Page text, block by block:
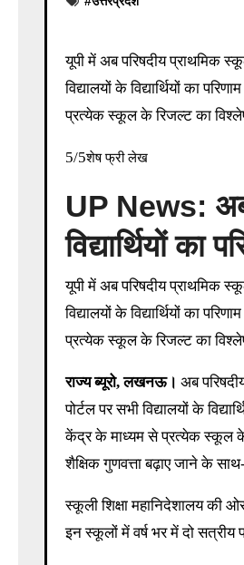
यूपी में अब परिषदीय प्राथमिक स्कूलों व उच्च प्राथमिक स्कूलों में पढ़ रहे सभी छात्रों का परीक्षा परिणाम ऑनलाइन उपलब्ध होगा। प्रेरणा पोर्टल पर सभी
विद्यालयों के विद्यार्थियों का
प्रत्येक स्कूल के रिजल्ट का
5/5शेष फ्री लेख
UP News: अब
विद्यार्थियों का
यूपी में अब परिषदीय प्राथमिक
विद्यालयों के विद्यार्थियों का
प्रत्येक स्कूल के रिजल्ट का
राज्य ब्यूरो, लखनऊ। अब
पोर्टल पर सभी विद्यालयों के
केंद्र के माध्यम से प्रत्येक स्कूल के
शैक्षिक गुणवत्ता बढ़ाए जाने के साथ-
स्कूली शिक्षा महानिदेशालय की
इन स्कूलों में वर्ष भर में दो सत्रीय